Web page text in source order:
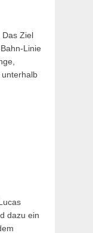
Das Ziel
Linie
dazu ein